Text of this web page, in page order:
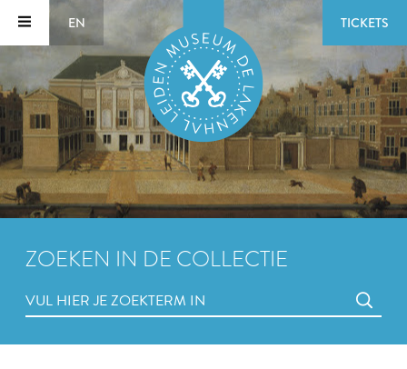
EN TICKETS
ZOEKEN IN DE COLLECTIE